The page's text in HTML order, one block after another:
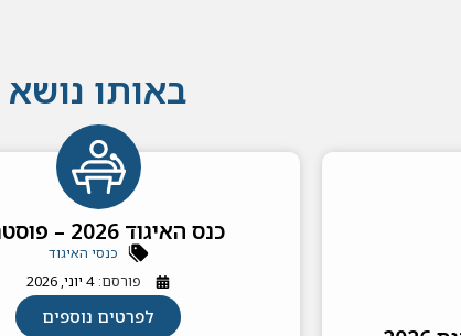
באותו נושא
כנס האיגוד 2026 – פוסטרים
כנסי האיגוד
פורסם: 4 יוני, 2026
לפרטים נוספים